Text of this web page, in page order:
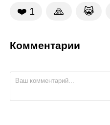
❤️ 1 🙏 😹
Комментарии